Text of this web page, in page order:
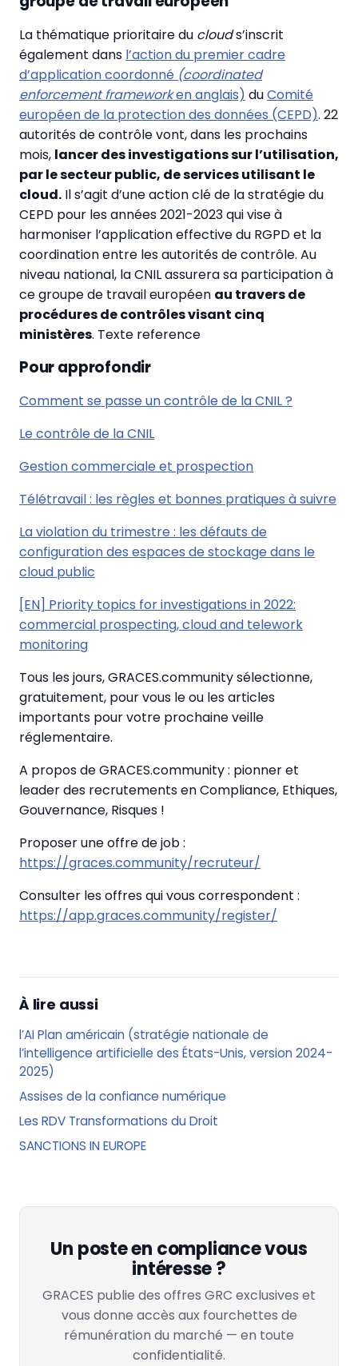
La thématique prioritaire du clouds’inscrit
également dans l’action du premier cadre
d’application coordonné (coordinated
enforcement frameworken anglais) duComité
européen de la protection des données (CEPD). 22
autorités de contrôle vont, dans les prochains
mois, lancer des investigations sur l’utilisation,
par le secteur public, de services utilisant le
cloud. Il s’agit d’une action clé de la stratégie du
CEPD pour les années 2021-2023 qui vise à
harmoniser l’application effective du RGPD et la
coordination entre les autorités de contrôle. Au
niveau national, la CNIL assurera sa participation à
ce groupe de travail européen au travers de
procédures de contrôles visant cinq
ministères. Texte reference
Pour approfondir
Comment se passe un contrôle de la CNIL ?
Le contrôle de la CNIL
Gestion commerciale et prospection
Télétravail : les règles et bonnes pratiques à suivre
La violation du trimestre : les défauts de
configuration des espaces de stockage dans le
cloud public
[EN] Priority topics for investigations in 2022:
commercial prospecting, cloud and telework
monitoring
Tous les jours, GRACES.community sélectionne,
gratuitement, pour vous le ou les articles
importants pour votre prochaine veille
réglementaire.
A propos de GRACES.community : pionner et
leader des recrutements en Compliance, Ethiques,
Gouvernance, Risques !
Proposer une offre de job :
https://graces.community/recruteur/
Consulter les offres qui vous correspondent :
https://app.graces.community/register/
À lire aussi
l’AI Plan américain (stratégie nationale de
l’intelligence artificielle des États-Unis, version 2024-
2025)
Assises de la confiance numérique
Les RDV Transformations du Droit
SANCTIONS IN EUROPE
Un poste en compliance vous
intéresse ?
GRACES publie des offres GRC exclusives et
vous donne accès aux fourchettes de
rémunération du marché — en toute
confidentialité.